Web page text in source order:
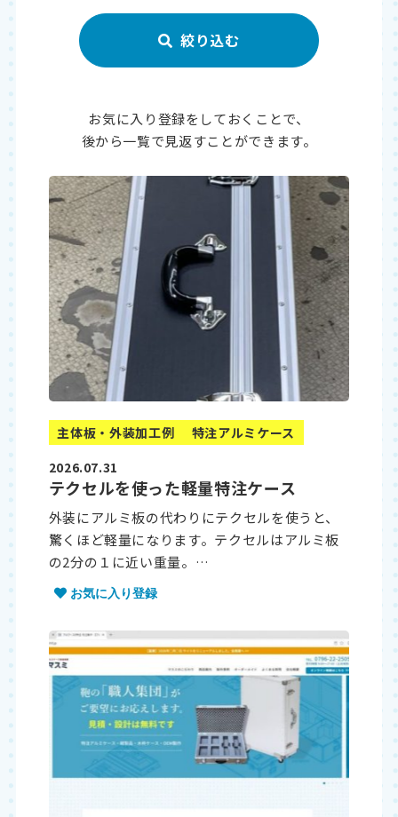
お気に入り登録をしておくことで、
後から一覧で見返すことができます。
主体板・外装加工例
特注アルミケース
2026.07.31
テクセルを使った軽量特注ケース
外装にアルミ板の代わりにテクセルを使うと、
驚くほど軽量になります。テクセルはアルミ板
の2分の１に近い重量。…
お気に入り登録